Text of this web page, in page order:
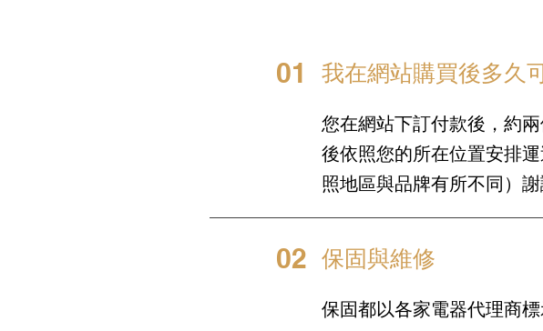
01 我在網站購買後多久
您在網站下訂付款後，約
後依照您的所在位置安排
照地區與品牌有所不同）
02 保固與維修
保固都以各家電器代理商